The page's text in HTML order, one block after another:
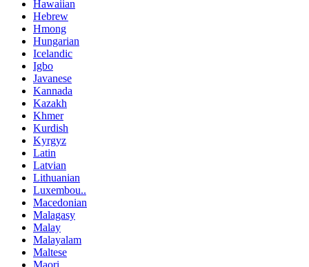
Hawaiian
Hebrew
Hmong
Hungarian
Icelandic
Igbo
Javanese
Kannada
Kazakh
Khmer
Kurdish
Kyrgyz
Latin
Latvian
Lithuanian
Luxembou..
Macedonian
Malagasy
Malay
Malayalam
Maltese
Maori